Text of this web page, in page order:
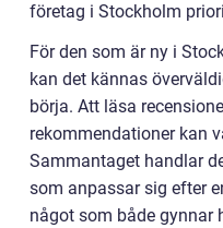
företag i Stockholm
För den som är ny i
kan det kännas
börja. Att läsa
rekommendationer kan
Sammantaget handlar
som anpassar sig efter
något som både gynnar